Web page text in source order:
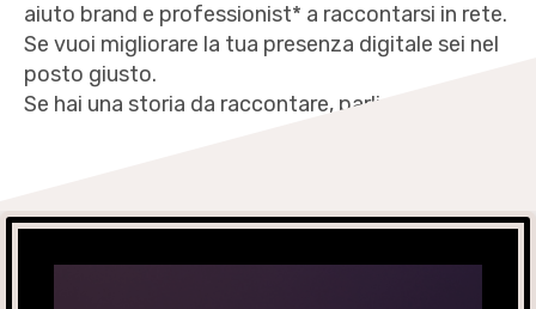
aiuto brand e professionist* a raccontarsi in rete.
Se vuoi migliorare la tua presenza digitale sei nel
posto giusto.
Se hai una storia da raccontare, parliamone.